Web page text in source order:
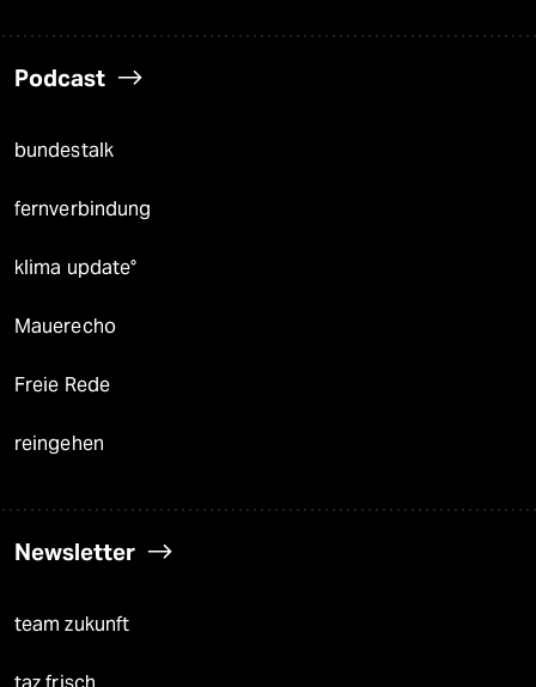
Podcast
bundestalk
fernverbindung
klima update°
Mauerecho
Freie Rede
reingehen
Newsletter
team zukunft